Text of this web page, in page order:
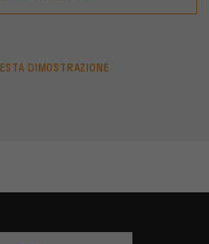
DIMOSTRAZIONE